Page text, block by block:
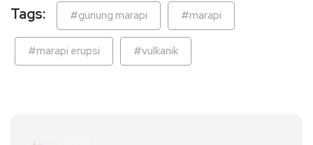
Tags: #gunung marapi #marapi
#marapi erupsi #vulkanik